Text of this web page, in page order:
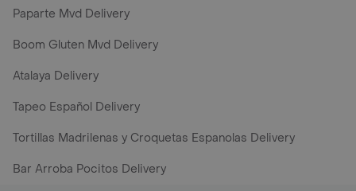
Paparte Mvd Delivery
Boom Gluten Mvd Delivery
Atalaya Delivery
Tapeo Español Delivery
Tortillas Madrilenas y Croquetas Espanolas Delivery
Bar Arroba Pocitos Delivery